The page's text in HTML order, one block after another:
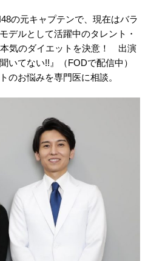
の元キャプテンで、現在はバラ
デルとして活躍中のタレント・
気のダイエットを決意！ 出演
いてない!!』（FODで配信中）
のお悩みを専門医に相談。